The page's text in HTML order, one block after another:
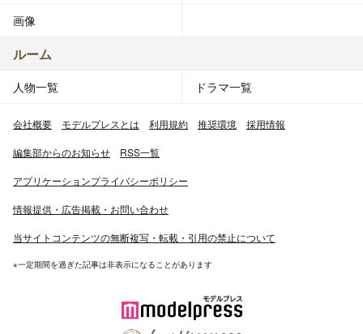
画像
ルーム
人物一覧 ドラマ一覧
会社概要 モデルプレスとは 利用規約 推奨環境 採用情報
編集部からのお知らせ RSS一覧
アプリケーションプライバシーポリシー
情報提供・広告掲載・お問い合わせ
当サイトコンテンツの無断複写・転載・引用の禁止について
※一定期間を過ぎた記事は非表示になることがあります